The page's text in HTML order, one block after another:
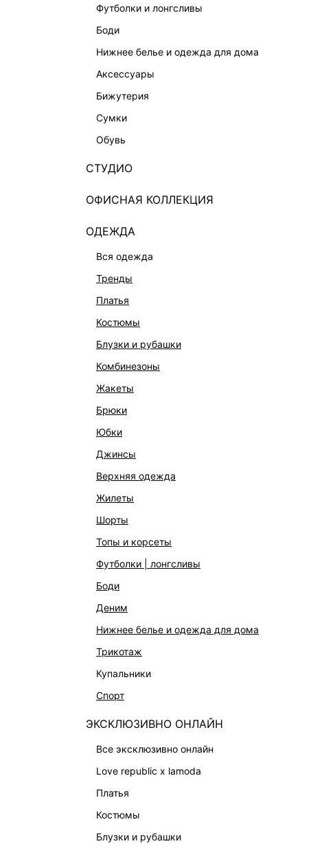
футболки и лонгсливы
боди
нижнее белье и одежда для дома
аксессуары
бижутерия
сумки
обувь
СТУДИО
ОФИСНАЯ КОЛЛЕКЦИЯ
ОДЕЖДА
вся одежда
тренды
платья
костюмы
блузки и рубашки
комбинезоны
жакеты
брюки
юбки
джинсы
верхняя одежда
жилеты
шорты
топы и корсеты
футболки | лонгсливы
боди
деним
нижнее белье и одежда для дома
трикотаж
купальники
спорт
ЭКСКЛЮЗИВНО ОНЛАЙН
все эксклюзивно онлайн
love republic x lamoda
платья
костюмы
блузки и рубашки
ОФИСНАЯ КОЛЛЕКЦИЯ
ЭКСКЛЮЗИВНО ОНЛАЙН
ФИНАЛЬНАЯ РАСПРОДАЖА
ПОДАРОЧНЫЕ СЕРТИФИКАТЫ
БАЛЬЗАМЫ-ТИНТЫ
ЛИМИТИРОВАННЫЕ КОЛЛЕКЦИИ
КАПСУЛЬНЫЙ ГАРДЕРОБ
В ОТТЕНКАХ СЕРОГО